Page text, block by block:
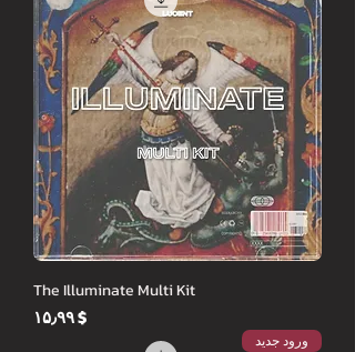
The Illuminate Multi Kit
Price
$ ۱۵٫۹۹
ورود جدید